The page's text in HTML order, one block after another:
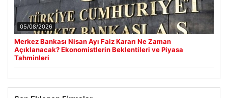
05/08/2026
Merkez Bankası Nisan Ayı Faiz Kararı Ne Zaman
Açıklanacak? Ekonomistlerin Beklentileri ve Piyasa
Tahminleri